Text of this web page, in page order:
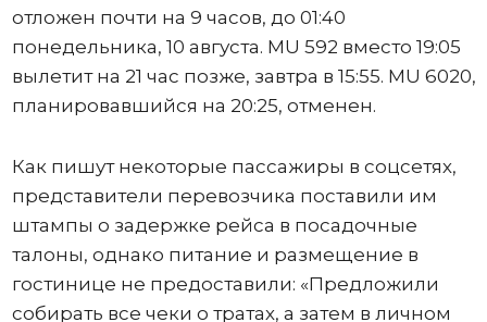
отложен почти на 9 часов, до 01:40
понедельника, 10 августа. MU 592 вместо 19:05
вылетит на 21 час позже, завтра в 15:55. MU 6020,
планировавшийся на 20:25, отменен.
Как пишут некоторые пассажиры в соцсетях,
представители перевозчика поставили им
штампы о задержке рейса в посадочные
талоны, однако питание и размещение в
гостинице не предоставили: «Предложили
собирать все чеки о тратах, а затем в личном